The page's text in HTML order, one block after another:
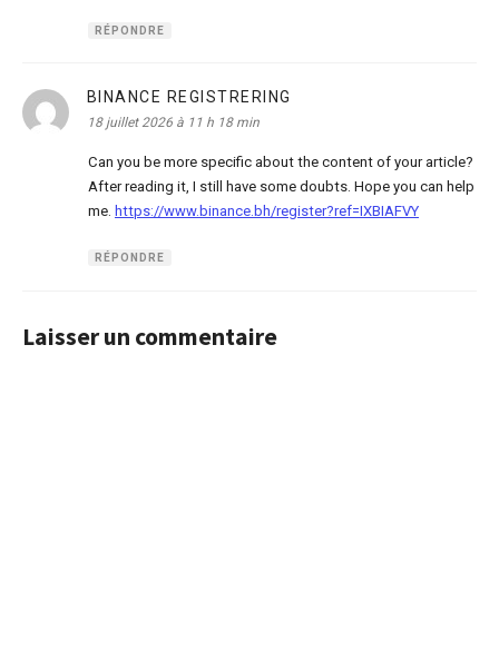
RÉPONDRE
BINANCE REGISTRERING
18 juillet 2026 à 11 h 18 min
Can you be more specific about the content of your article?
After reading it, I still have some doubts. Hope you can help
me. https://www.binance.bh/register?ref=IXBIAFVY
RÉPONDRE
Laisser un commentaire